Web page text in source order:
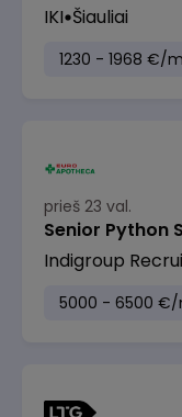
IKI Šiauliai
1230 - 1968 €/
prieš 23 val.
Senior Python
Indigroup
5000 - 6500 €/